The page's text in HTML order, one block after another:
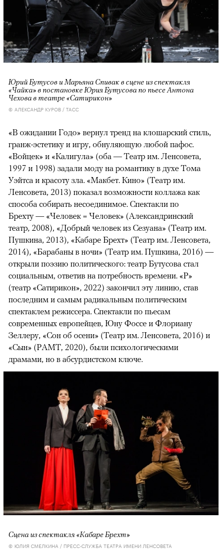
Юрий Бутусов и Марьяна Спивак в сцене из спектакля
«Чайка» в постановке Юрия Бутусова по пьесе Антона
Чехова в театре «Сатирикон»
© АЛЕКСАНДР КУРОВ / ТАСС
«В ожидании Годо» вернул тренд на клошарский стиль,
гранж-эстетику и игру, обнуляющую любой пафос.
«Войцек» и «Калигула» (оба — Театр им. Ленсовета,
1997 и 1998) задали моду на романтику в духе Тома
Уэйтса и красоту зла. «Макбет. Кино» (Театр им.
Ленсовета, 2013) показал возможности коллажа как
способа собирать несоединимое. Спектакли по
Брехту — «Человек = Человек» (Александринский
театр, 2008), «Добрый человек из Сезуана» (Театр им.
Пушкина, 2013), «Кабаре Брехт» (Театр им. Ленсовета,
2014), «Барабаны в ночи» (Театр им. Пушкина, 2016) —
открыли поэзию политического: театр Бутусова стал
социальным, ответив на потребность времени. «Р»
(театр «Сатирикон», 2022) закончил эту линию, став
последним и самым радикальным политическим
спектаклем режиссера. Спектакли по пьесам
современных европейцев, Юну Фоссе и Флориану
Зеллеру, «Сон об осени» (Театр им. Ленсовета, 2016) и
«Сын» (РАМТ, 2020), были психологическими
драмами, но в абсурдистском ключе.
Сцена из спектакля «Кабаре Брехт»
© ЮЛИЯ СМЕЛКИНА / ПРЕСС-СЛУЖБА ТЕАТРА ИМЕНИ ЛЕНСОВЕТА